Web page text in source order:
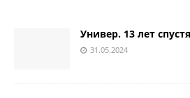
Универ. 13 лет
31.05.2024